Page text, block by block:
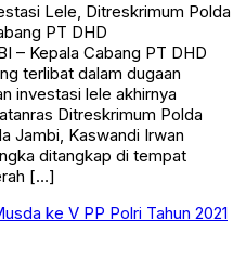
Lele, Ditreskrimum Polda
PT DHD
– Kepala Cabang PT DHD
terlibat dalam dugaan
investasi lele akhirnya
Ditreskrimum Polda
Jambi, Kaswandi Irwan
ditangkap di tempat
[…]